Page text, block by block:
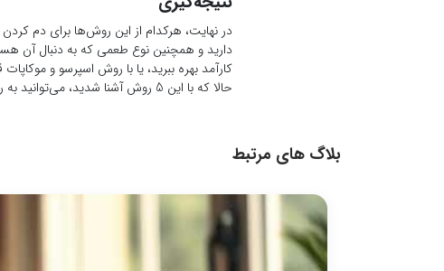
طرز تهیه قهوه با فرنچ پرس؛ دم‌آوری آسان و سریع در
طرز تهیه قهوه با فرنچ پرس؛ دم‌آوری آسان و سریع در خانه پس